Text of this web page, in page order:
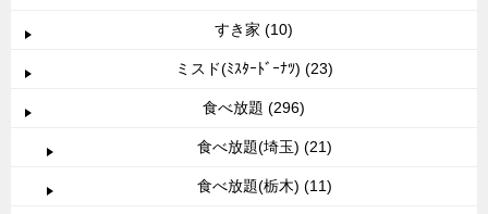
すき家 (10)
ミスド(ﾐｽﾀｰﾄﾞｰﾅﾂ) (23)
食べ放題 (296)
食べ放題(埼玉) (21)
食べ放題(栃木) (11)